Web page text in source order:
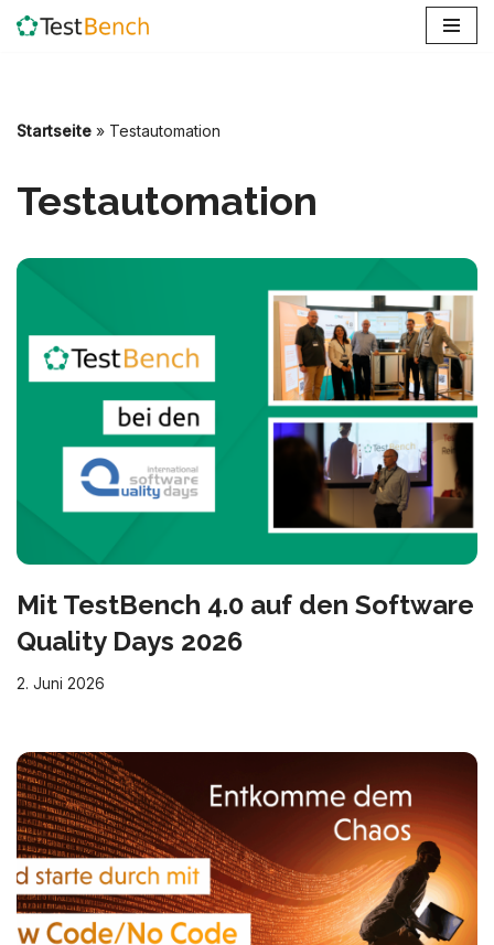
Startseite » Testautomation
Testautomation
Mit TestBench 4.0 auf den Software
Quality Days 2026
2. Juni 2026